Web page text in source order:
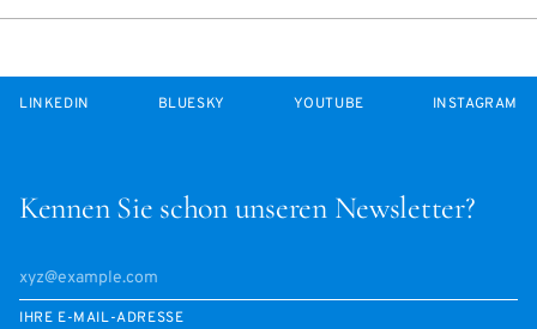
Kennen Sie schon unseren Newsletter?
IHRE E-MAIL-ADRESSE
LINKEDIN BLUESKY YOUTUBE INSTAGRAM